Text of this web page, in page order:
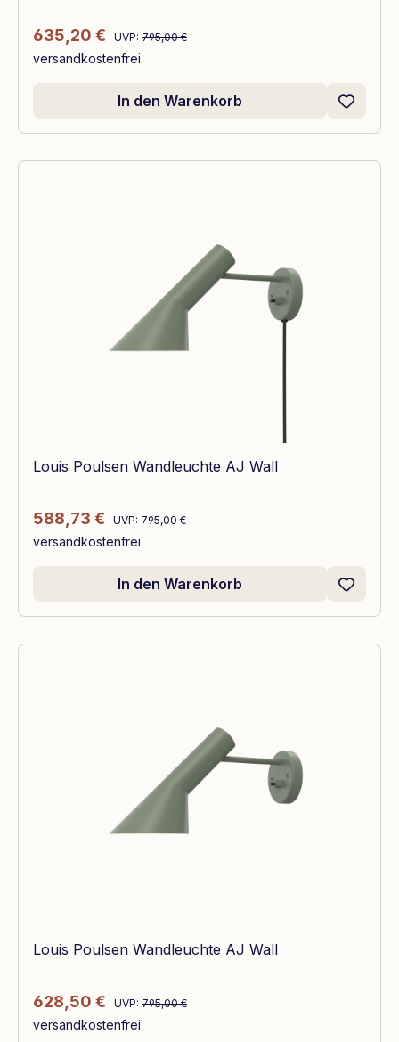
Verkaufspreis:
635,20 € Regulärer Preis:
UVP: 795,00 €
versandkostenfrei
In den Warenkorb
Louis Poulsen Wandleuchte AJ Wall
Verkaufspreis:
588,73 € Regulärer Preis:
UVP: 795,00 €
versandkostenfrei
In den Warenkorb
Louis Poulsen Wandleuchte AJ Wall
Verkaufspreis:
628,50 € Regulärer Preis:
UVP: 795,00 €
versandkostenfrei